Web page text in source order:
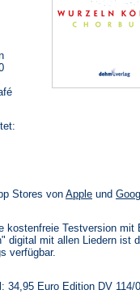
Stores von Apple(Öffnet
neuen
Tab)
und
kostenfreie Testversion mit
digital mit allen Liedern ist
verfügbar.
34,95 Euro Edition DV 114/